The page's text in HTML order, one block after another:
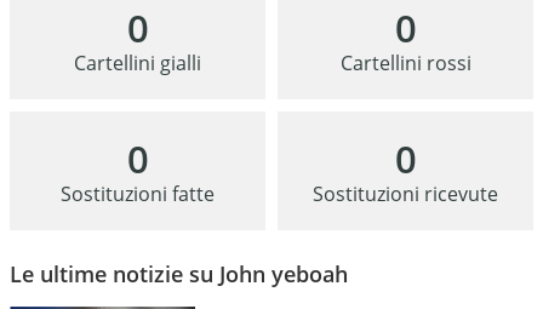
0
Cartellini gialli
0
Cartellini rossi
0
Sostituzioni fatte
0
Sostituzioni ricevute
Le ultime notizie su John yeboah